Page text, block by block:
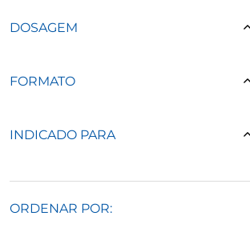
DOSAGEM
FORMATO
INDICADO PARA
ORDENAR POR: